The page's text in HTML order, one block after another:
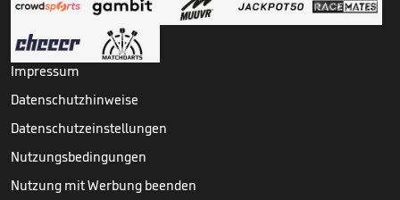
Impressum
Datenschutzhinweise
Datenschutzeinstellungen
Nutzungsbedingungen
Nutzung mit Werbung beenden